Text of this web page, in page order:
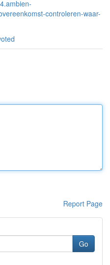
controleren-waar-
Report Page
Go